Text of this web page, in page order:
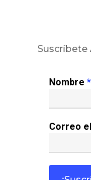
Suscríbete
Nombre *
Correo